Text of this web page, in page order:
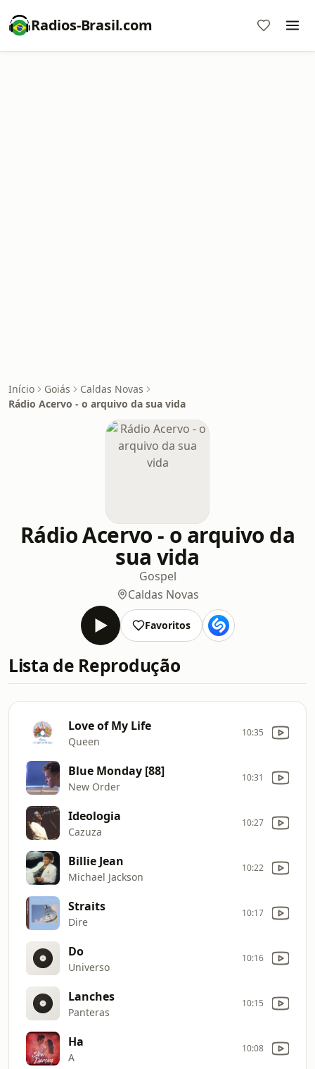
Radios-Brasil.com
Início Goiás
Caldas Novas
Rádio Acervo - o arquivo da sua vida
Rádio Acervo - o arquivo da
sua vida
Gospel
Caldas Novas
Favoritos
Lista de Reprodução
Love of My Life
Queen
10:35
Blue Monday [88]
New Order
10:31
Ideologia
Cazuza
10:27
Billie Jean
Michael Jackson
10:22
Straits
Dire
10:17
Do
Universo
10:16
Lanches
Panteras
10:15
Ha
A
10:08